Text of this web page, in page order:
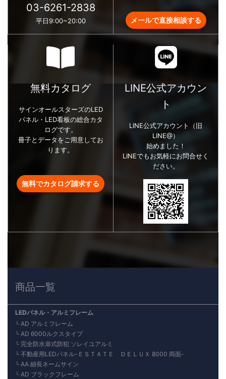
03-6261-2838
平日9:00~20:00 メールで直接相談する
無料カタログ
サインオールスターズのLED
パネル・LED看板の総合カタ
ログです。
冊子とデータをご用意してお
ります。
無料でカタログ請求する
LINE公式アカウン
ト
LINE公式アカウント（旧
LINE@）
始めました！
LINEでもお気軽にお問合せく
ださい。
商品一覧
LEDパネル・アルミフレーム
AD アルミフレーム
AD 6000ルクスタイプ
完全防水扉式防犯 ソレイユアルミ
不動産用LEDパネル-ＥＳＴＡＴＥ ＤＥＬＵＸ 8000 両面-
AA 細長ネームサイン
AD ブラックフレーム